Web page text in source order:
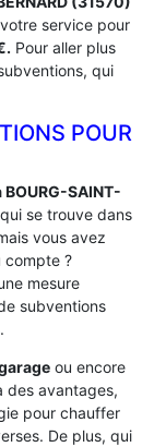
service pour
Pour aller plus
qui
POUR
SAINT-
se trouve dans
vous avez
compte ?
mesure
subventions
ou encore
des avantages,
pour chauffer
De plus, qui